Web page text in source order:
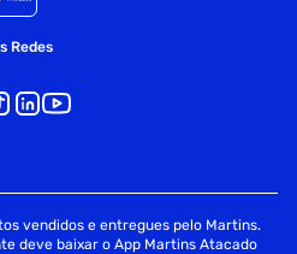
Redes
vendidos e entregues pelo Martins.
deve baixar o App Martins Atacado